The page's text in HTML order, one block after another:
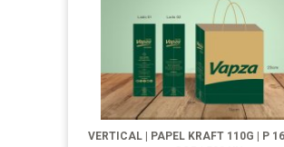
VERTICAL | PAPEL KRAFT 110G | P